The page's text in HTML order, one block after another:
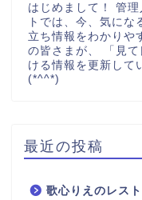
はじめまして！ 管
トでは、今、気に
立ち情報をわかりや
の皆さまが、 「見
ける情報を更新して
(*^^*)
最近の投稿
歌心りえのレス